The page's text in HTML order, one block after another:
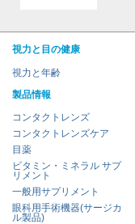
視力と目の健康
視力と年齢
製品情報
コンタクトレンズ
コンタクトレンズケア
目薬
ビタミン・ミネラル サプ
リメント
一般用サプリメント
眼科用手術機器(サージカ
ル製品)